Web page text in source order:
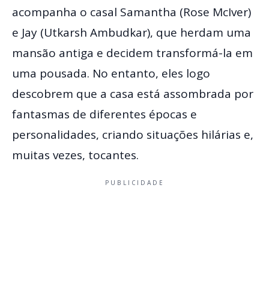
acompanha o casal Samantha (Rose McIver)
e Jay (Utkarsh Ambudkar), que herdam uma
mansão antiga e decidem transformá-la em
uma pousada. No entanto, eles logo
descobrem que a casa está assombrada por
fantasmas de diferentes épocas e
personalidades, criando situações hilárias e,
muitas vezes, tocantes.
PUBLICIDADE